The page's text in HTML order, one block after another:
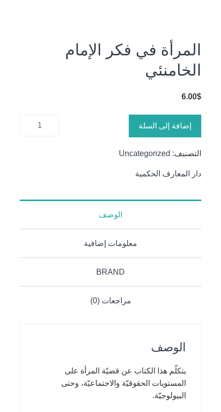
المرأة في فكر الإمام
الخامنئي
6.00$
إضافة إلى السلة
التصنيف: Uncategorized
دار المعارف الحكمية
الوصف
معلومات إضافية
BRAND
مراجعات (0)
الوصف
يتكلّم هذا الكتاب عن قضيّة المرأة على
المستويات الحقوقيّة والاجتماعيّة، وحتى
البيولوجيّة.